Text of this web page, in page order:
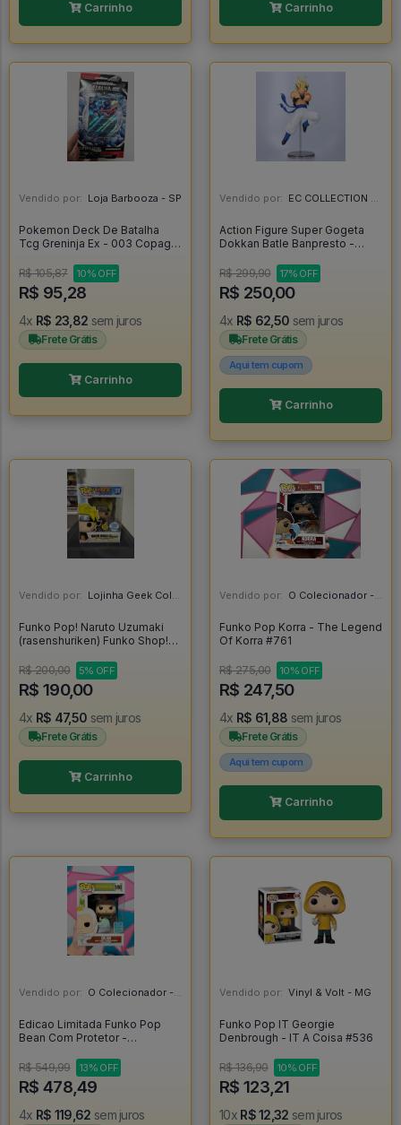
Carrinho Carrinho
Vendido por: Loja Barbooza - SP
Pokemon Deck De Batalha
Tcg Greninja Ex - 003 Copag
Estampas Ilustradas
R$ 105,87 10% OFF
R$ 95,28
4x R$ 23,82 sem juros
Frete Grátis
Carrinho
Vendido por: EC COLLECTION - SP
Action Figure Super Gogeta
Dokkan Batle Banpresto -
R$ 299,90
17% OFF
R$ 250,00
4x R$ 62,50 sem juros
Frete Grátis
Aqui tem cupom
Carrinho
Vendido por: Lojinha Geek Colecionáveis - DF
Funko Pop! Naruto Uzumaki
(rasenshuriken) Funko Shop!
#1318
R$ 200,00 5% OFF
R$ 190,00
4x R$ 47,50 sem juros
Frete Grátis
Carrinho
Vendido por: O Colecionador - SP
Funko Pop Korra - The Legend
Of Korra #761
R$ 275,00 10% OFF
R$ 247,50
4x R$ 61,88 sem juros
Frete Grátis
Aqui tem cupom
Carrinho
Vendido por: O Colecionador - SP
Edicao Limitada Funko Pop
Bean Com Protetor -
R$ 549,99
13% OFF
R$ 478,49
4x R$ 119,62 sem juros
Vendido por: Vinyl & Volt - MG
Funko Pop IT Georgie
Denbrough - IT A Coisa #536
R$ 136,90 10% OFF
R$ 123,21
10x R$ 12,32 sem juros